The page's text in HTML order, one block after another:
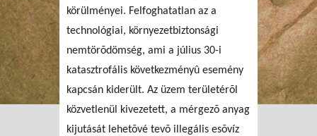
körülményei. Felfoghatatlan az a
technológiai, környezetbiztonsági
nemtörõdömség, ami a július 30-i
katasztrofális következményû esemény
kapcsán kiderült. Az üzem területérõl
közvetlenül kivezetett, a mérgezõ anyag
kijutását lehetõvé tevõ illegális esõvíz